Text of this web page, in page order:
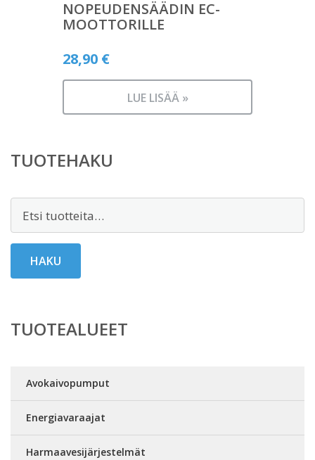
NOPEUDENSÄÄDIN EC-
MOOTTORILLE
28,90 €
LUE LISÄÄ »
TUOTEHAKU
HAKU
TUOTEALUEET
Avokaivopumput
Energiavaraajat
Harmaavesijärjestelmät